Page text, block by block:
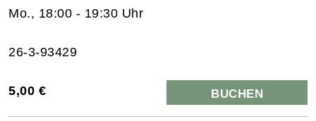
Mo., 18:00 - 19:30 Uhr
26-3-93429
5,00 € BUCHEN